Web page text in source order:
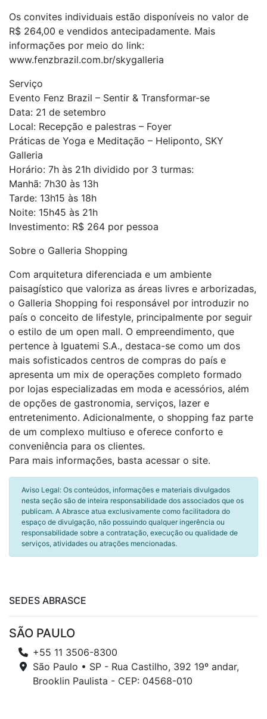
Os convites individuais estão disponíveis no valor de
R$ 264,00 e vendidos antecipadamente. Mais
informações por meio do link:
www.fenzbrazil.com.br/skygalleria
Serviço
Evento Fenz Brazil – Sentir & Transformar-se
Data: 21 de setembro
Local: Recepção e palestras – Foyer
Práticas de Yoga e Meditação – Heliponto, SKY
Galleria
Horário: 7h às 21h dividido por 3 turmas:
Manhã: 7h30 às 13h
Tarde: 13h15 às 18h
Noite: 15h45 às 21h
Investimento: R$ 264 por pessoa
Sobre o Galleria Shopping
Com arquitetura diferenciada e um ambiente
paisagístico que valoriza as áreas livres e arborizadas,
o Galleria Shopping foi responsável por introduzir no
país o conceito de lifestyle, principalmente por seguir
o estilo de um open mall. O empreendimento, que
pertence à Iguatemi S.A., destaca-se como um dos
mais sofisticados centros de compras do país e
apresenta um mix de operações completo formado
por lojas especializadas em moda e acessórios, além
de opções de gastronomia, serviços, lazer e
entretenimento. Adicionalmente, o shopping faz parte
de um complexo multiuso e oferece conforto e
conveniência para os clientes.
Para mais informações, basta acessar o site.
Aviso Legal: Os conteúdos, informações e materiais divulgados
nesta seção são de inteira responsabilidade dos associados que os
publicam. A Abrasce atua exclusivamente como facilitadora do
espaço de divulgação, não possuindo qualquer ingerência ou
responsabilidade sobre a contratação, execução ou qualidade de
serviços, atividades ou atrações mencionadas.
SEDES ABRASCE
SÃO PAULO
+55 11 3506-8300
São Paulo • SP - Rua Castilho, 392 19º andar,
Brooklin Paulista - CEP: 04568-010